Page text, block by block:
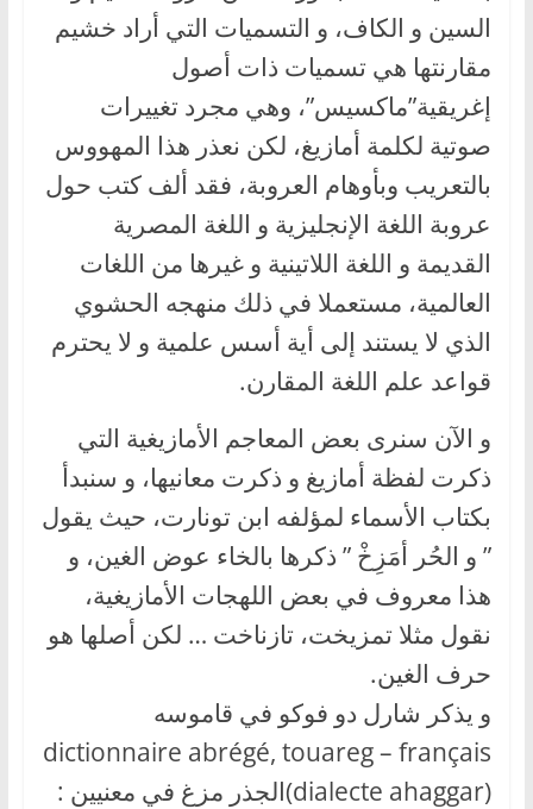
السين و الكاف، و التسميات التي أراد خشيم
مقارنتها هي تسميات ذات أصول
إغريقية”ماكسيس”، وهي مجرد تغييرات
صوتية لكلمة أمازيغ، لكن نعذر هذا المهووس
بالتعريب وبأوهام العروبة، فقد ألف كتب حول
عروبة اللغة الإنجليزية و اللغة المصرية
القديمة و اللغة اللاتينية و غيرها من اللغات
العالمية، مستعملا في ذلك منهجه الحشوي
الذي لا يستند إلى أية أسس علمية و لا يحترم
قواعد علم اللغة المقارن.
و الآن سنرى بعض المعاجم الأمازيغية التي
ذكرت لفظة أمازيغ و ذكرت معانيها، و سنبدأ
بكتاب الأسماء لمؤلفه ابن تونارت، حيث يقول
” و الحُر أمَزِخْ ” ذكرها بالخاء عوض الغين، و
هذا معروف في بعض اللهجات الأمازيغية،
نقول مثلا تمزيخت، تازناخت … لكن أصلها هو
حرف الغين.
و يذكر شارل دو فوكو في قاموسه
dictionnaire abrégé, touareg – français
(dialecte ahaggar)الجذر مزغ في معنيين :